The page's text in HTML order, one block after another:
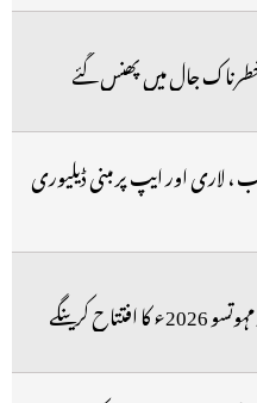
جال میں پھنس گئے
، لاری اور ایپ پر مبنی ڈیلیوری
کرینگے